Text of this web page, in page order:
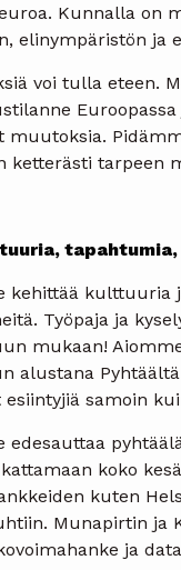
Kunnalla on
elinympäristön ja
voi tulla eteen.
muutoksia.
ketterästi tarpeen
kehittää kulttuuria
Työpaja ja
mukaan!
alustana
samoin
edesauttaa
koko
kuten
Munapirtin ja
ja